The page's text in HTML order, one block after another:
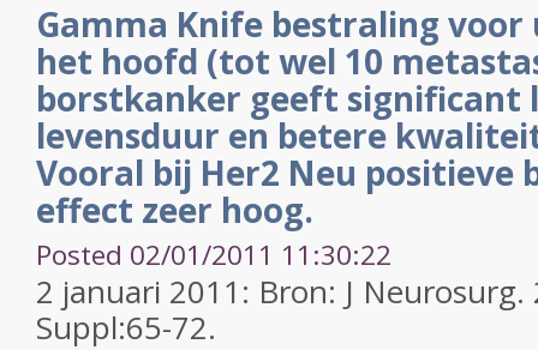
Gamma Knife bestraling
het hoofd (tot wel 10
borstkanker geeft significant
levensduur en betere
Vooral bij Her2 Neu positieve
effect zeer hoog.
Posted 02/01/2011 11:30:22
2 januari 2011: Bron: J Neurosurg.
Suppl:65-72.